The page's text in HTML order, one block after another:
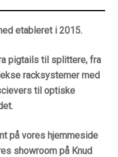
etableret i 2015.
pigtails til splittere, fra
racksystemer med
til optiske
på vores hjemmeside
showroom på Knud